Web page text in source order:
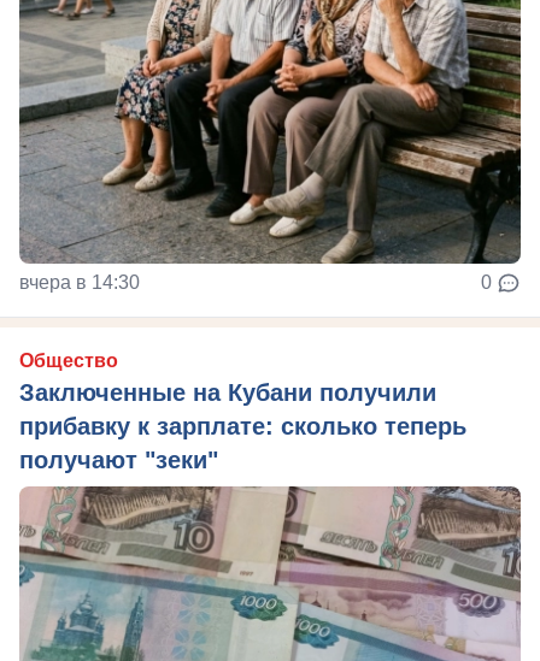
вчера в 14:30 0
Общество
Заключенные на Кубани получили
прибавку к зарплате: сколько теперь
получают "зеки"